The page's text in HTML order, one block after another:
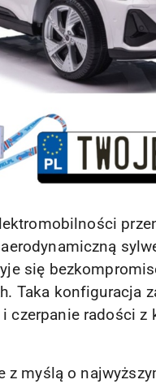
się
Taka konfiguracja
czerpanie radości
z myślą o